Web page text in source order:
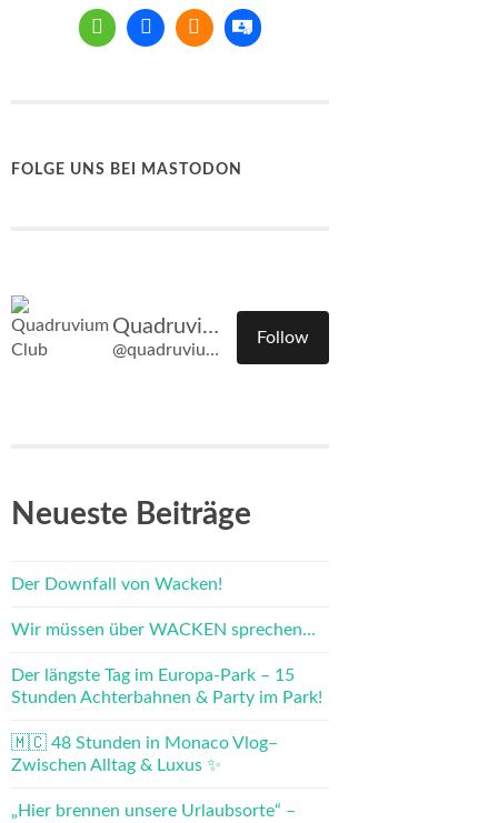
FOLGE UNS BEI MASTODON
Quadruvium Club
@quadruvium.club@quadruvium.club
Follow
Neueste Beiträge
Der Downfall von Wacken!
Wir müssen über WACKEN sprechen…
Der längste Tag im Europa-Park – 15
Stunden Achterbahnen & Party im Park!
🇲🇨 48 Stunden in Monaco Vlog–
Zwischen Alltag & Luxus ✨
„Hier brennen unsere Urlaubsorte“ –